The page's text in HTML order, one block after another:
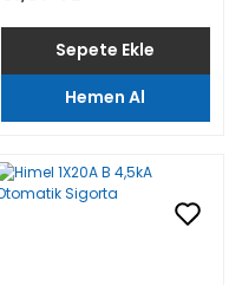
Sepete Ekle
Hemen Al